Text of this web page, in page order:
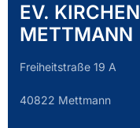
EV.
METTMANN
Freiheitstraße 19 A
40822 Mettmann